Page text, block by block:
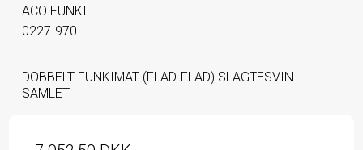
ACO FUNKI
0227-970
DOBBELT FUNKIMAT (FLAD-FLAD) SLAGTESVIN -
SAMLET